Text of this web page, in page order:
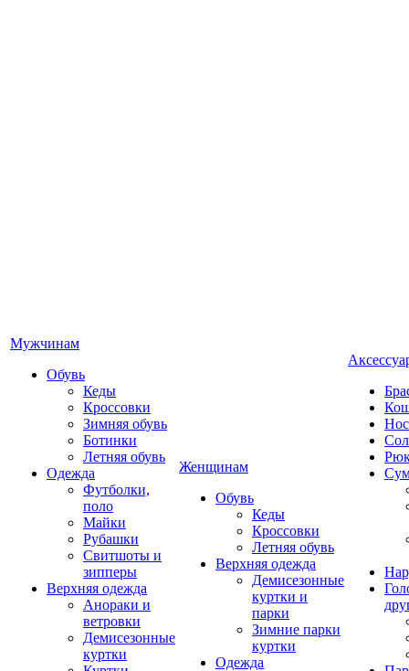
Мужчинам
Обувь
Кеды
Кроссовки
Зимняя обувь
Ботинки
Летняя обувь
Одежда
Футболки,
поло
Майки
Рубашки
Свитшоты и
зипперы
Верхняя одежда
Анораки и
ветровки
Демисезонные
куртки
Женщинам
Обувь
Кеды
Кроссовки
Летняя обувь
Верхняя одежда
Демисезонные
куртки и
парки
Зимние парки
куртки
Одежда